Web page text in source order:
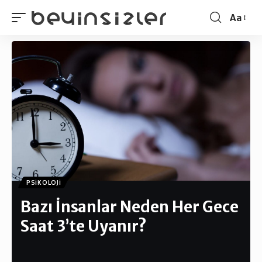
Aa
PSIKOLOJI
Bazı İnsanlar Neden Her Gece
Saat 3’te Uyanır?